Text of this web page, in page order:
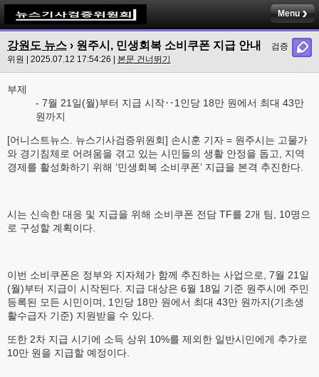
Menu
강원도 뉴스 › 원주시, 민생회복 소비쿠폰 지급 안내
검증
위원 | 2025.07.12 17:54:26 | 본문 건너뛰기
부제
- 7월 21일(월)부터 지급 시작‥1인당 18만 원에서 최대 43만
원까지
[어니스트뉴스. 뉴스기사검증위원회] 손시훈 기자 = 원주시는 고물가
와 경기침체로 어려움을 겪고 있는 시민들의 생활 안정을 돕고, 지역
경제를 활성화하기 위해 ‘민생회복 소비쿠폰’ 지급을 본격 추진한다.
시는 신속한 대응 및 지급을 위해 소비쿠폰 전담 TF를 2개 팀, 10명으
로 구성할 계획이다.
이번 소비쿠폰은 정부와 지자체가 함께 추진하는 사업으로, 7월 21일
(월)부터 지급이 시작된다. 지급 대상은 6월 18일 기준 원주시에 주민
등록된 모든 시민이며, 1인당 18만 원에서 최대 43만 원까지(기초생
활수급자 기준) 지원받을 수 있다.
또한 2차 지급 시기에 소득 상위 10%를 제외한 일반시민에게 추가로
10만 원을 지급할 예정이다.